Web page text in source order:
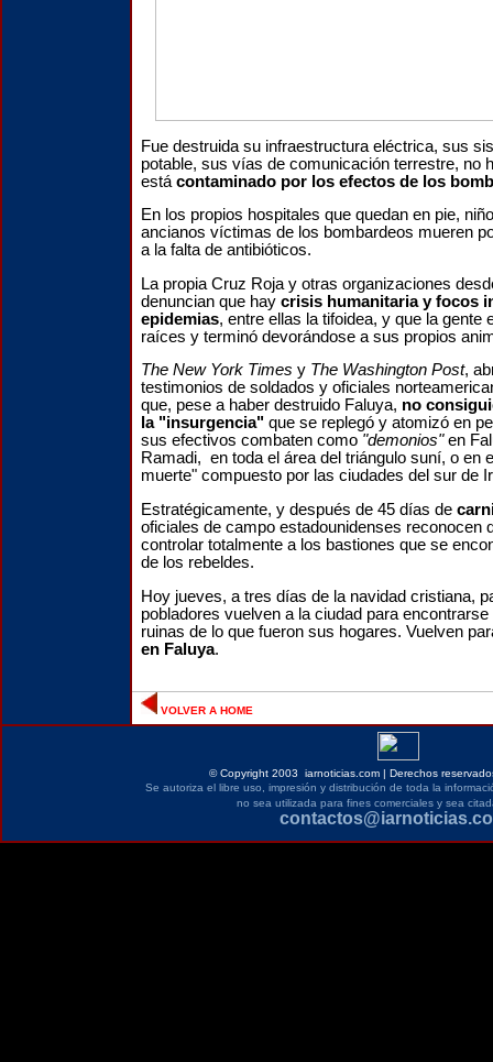
Fue destruida su infraestructura eléctrica, sus
potable, sus vías de comunicación terrestre, no
está contaminado por los efectos de los
En los propios hospitales que quedan en pie,
ancianos víctimas de los bombardeos mueren
a la falta de antibióticos.
La propia Cruz Roja y otras organizaciones
denuncian que hay crisis humanitaria y focos
epidemias, entre ellas la tifoidea, y que la gente
raíces y terminó devorándose a sus propios
The New York Times y The Washington Post,
testimonios de soldados y oficiales
que, pese a haber destruido Faluya, no
la "insurgencia" que se replegó y atomizó en
sus efectivos combaten como "demonios"en
Ramadi, en toda el área del triángulo suní, o en
muerte" compuesto por las ciudades del sur de
Estratégicamente, y después de 45 días de
oficiales de campo estadounidenses reconocen
controlar totalmente a los bastiones que se
de los rebeldes.
Hoy jueves, a tres días de la navidad cristiana,
pobladores vuelven a la ciudad para
ruinas de lo que fueron sus hogares. Vuelven
en Faluya.
VOLVER A HOME
© Copyright 2003 iarnoticias.com | Derechos
Se autoriza el libre uso, impresión y distribución de toda la
no sea utilizada para fines comerciales y sea